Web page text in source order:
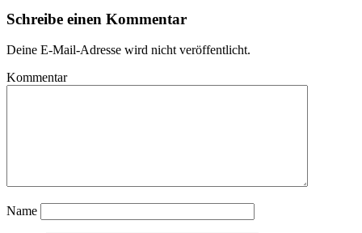
Schreibe einen Kommentar
Deine E-Mail-Adresse wird nicht veröffentlicht.
Kommentar
Name